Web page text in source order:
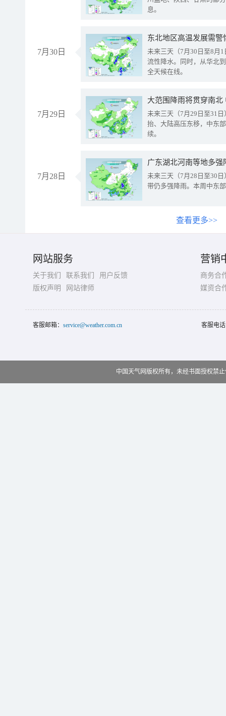
息。
7月30日
东北地区高温发展需
未来三天（7月30日至8月
流性降水。同时，从华北
全天候在线。
7月29日
大范围降雨将贯穿南
未来三天（7月29日至31
抬、大陆高压东移，中东
续。
7月28日
广东湖北河南等地多
未来三天（7月28日至30
带仍多强降雨。本周中东
查看更多>>
网站服务
关于我们 联系我们
用户反馈
版权声明
网站律师
营销
商务合
媒资合
客服邮箱： service@weather.com.cn 客服电
中国天气网版权所有，未经书面授权